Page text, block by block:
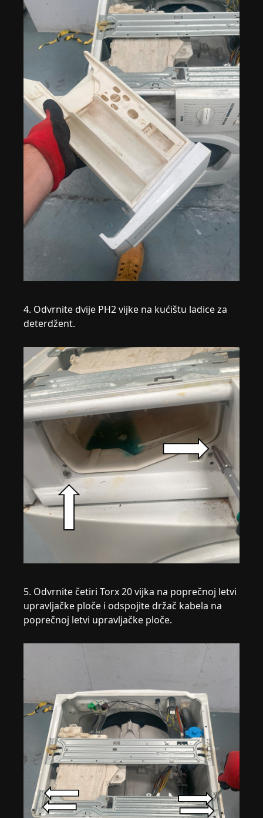
4. Odvrnite dvije PH2 vijke na kućištu ladice za
deterdžent.
5. Odvrnite četiri Torx 20 vijka na poprečnoj letvi
upravljačke ploče i odspojite držač kabela na
poprečnoj letvi upravljačke ploče.